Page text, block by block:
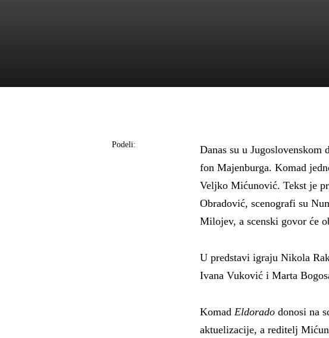
Podeli: Danas su u Jugoslovenskom
fon Majenburga. Komad
Veljko Mićunović. Tekst je
Obradović, scenografi su
Milojev, a scenski govor će
U predstavi igraju Nikola
Ivana Vuković i Marta
Komad Eldorado donosi na
aktuelizacije, a reditelj